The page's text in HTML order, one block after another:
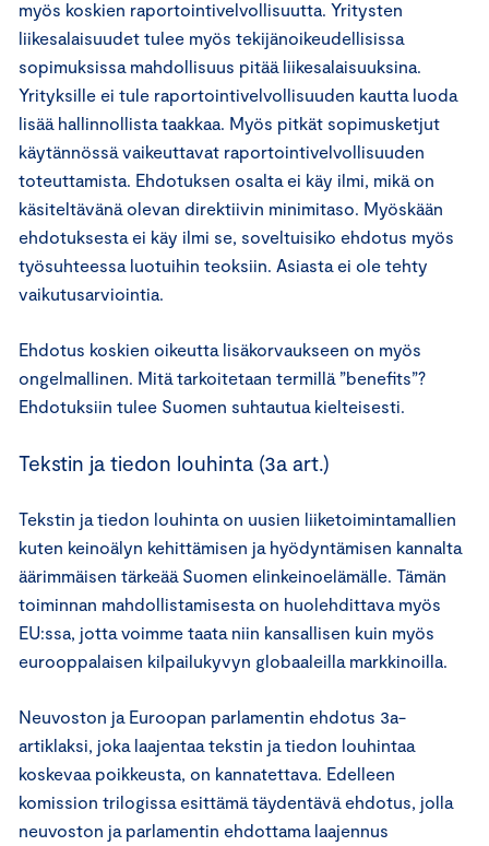
myös koskien raportointivelvollisuutta. Yritysten
liikesalaisuudet tulee myös tekijänoikeudellisissa
sopimuksissa mahdollisuus pitää liikesalaisuuksina.
Yrityksille ei tule raportointivelvollisuuden kautta luoda
lisää hallinnollista taakkaa. Myös pitkät sopimusketjut
käytännössä vaikeuttavat raportointivelvollisuuden
toteuttamista. Ehdotuksen osalta ei käy ilmi, mikä on
käsiteltävänä olevan direktiivin minimitaso. Myöskään
ehdotuksesta ei käy ilmi se, soveltuisiko ehdotus myös
työsuhteessa luotuihin teoksiin. Asiasta ei ole tehty
vaikutusarviointia.
Ehdotus koskien oikeutta lisäkorvaukseen on myös
ongelmallinen. Mitä tarkoitetaan termillä ”benefits”?
Ehdotuksiin tulee Suomen suhtautua kielteisesti.
Tekstin ja tiedon louhinta (3a art.)
Tekstin ja tiedon louhinta on uusien liiketoimintamallien
kuten keinoälyn kehittämisen ja hyödyntämisen kannalta
äärimmäisen tärkeää Suomen elinkeinoelämälle. Tämän
toiminnan mahdollistamisesta on huolehdittava myös
EU:ssa, jotta voimme taata niin kansallisen kuin myös
eurooppalaisen kilpailukyvyn globaaleilla markkinoilla.
Neuvoston ja Euroopan parlamentin ehdotus 3a-
artiklaksi, joka laajentaa tekstin ja tiedon louhintaa
koskevaa poikkeusta, on kannatettava. Edelleen
komission trilogissa esittämä täydentävä ehdotus, jolla
neuvoston ja parlamentin ehdottama laajennus